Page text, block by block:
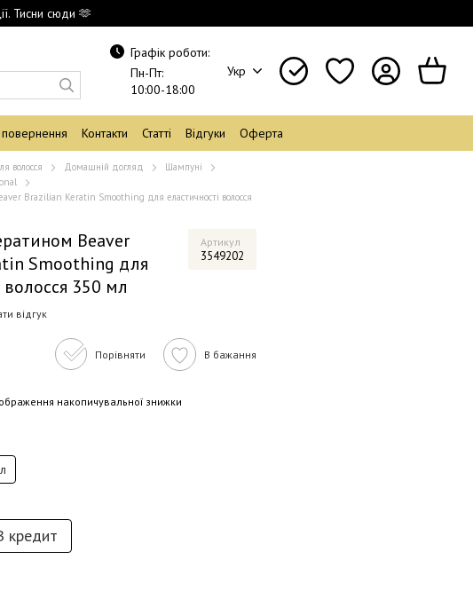
Тисни сюди 🫶
Графік роботи:
Пн-Пт:
10:00-18:00
Укр
Контакти Статті Відгуки Оферта
волосся Домашній догляд
Шампуні
Brazilian Keratin Smoothing для еластичності волосся
Beaver
Smoothing для
волосся 350 мл
Артикул
3549202
відгук
Порівняти В бажання
накопичувальної знижки
кредит